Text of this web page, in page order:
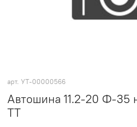
арт. УТ-00000566
Автошина 11.2-20 Ф-35
TT